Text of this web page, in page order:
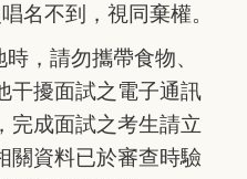
名不到，視同棄權。
，請勿攜帶食物、
干擾面試之電子通訊
完成面試之考生請立
關資料已於審查時驗